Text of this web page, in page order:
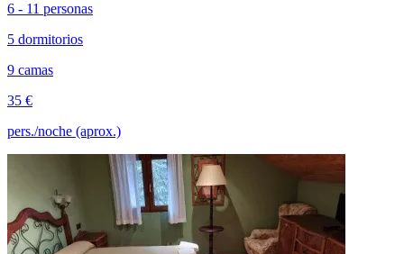
6 - 11 personas
5 dormitorios
9 camas
35 €
pers./noche (aprox.)